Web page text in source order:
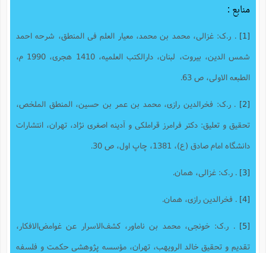
منابع :
. ر.ک: غزالی، محمد بن محمد، معیار العلم فی المنطق، شرحه احمد
شمس الدین، بیروت، لبنان، دارالکتب العلمیه، 1410 هجری، 1990 م،
الطبعه الاولی، ص 63.
. ر.ک: فخرالدین رازی، محمد بن عمر بن حسین، المنطق الملخص،
تحقیق و تعلیق: دکتر فرامرز قراملکی و آدینه اصغری نژاد، تهران، انتشارات
دانشگاه امام صادق (ع)، 1381، چاپ اول، ص 30.
. ر.ک: غزالی، همان.
. فخرالدین رازی، همان.
. ر.ک: خونجی، محمد بن ناماور، کشف‌الاسرار عن غوامض‌الافکار‌‫،
تقدیم و تحقیق خالد الرویهب، تهران، مؤسسه پژوهشی حکمت و فلسفه